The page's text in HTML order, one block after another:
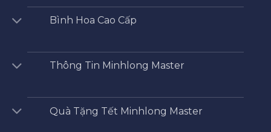
Bình Hoa Cao Cấp
Thông Tin Minhlong Master
Quà Tặng Tết Minhlong Master